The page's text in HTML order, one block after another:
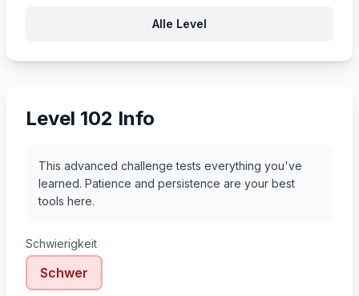
Alle Level
Level 102 Info
This advanced challenge tests everything you've
learned. Patience and persistence are your best
tools here.
Schwierigkeit
Schwer